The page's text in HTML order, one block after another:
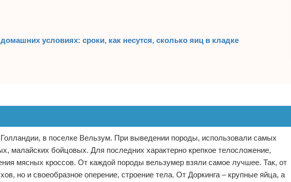
условиях: сроки, как несутся, сколько яиц в кладке
в поселке Вельзум. При выведении породы, использовали самых
малайских бойцовых. Для последних характерно крепкое телосложение,
мясных кроссов. От каждой породы вельзумер взяли самое лучшее. Так, от
но и своеобразное оперение, строение тела. От Доркинга – крупные яйца, а